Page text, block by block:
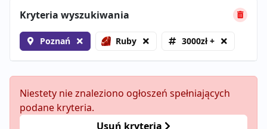
Kryteria wyszukiwania
Poznań Ruby 3000zł +
Niestety nie znaleziono ogłoszeń spełniających
podane kryteria.
Usuń kryteria